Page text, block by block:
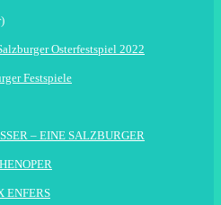
Osterfestspiel 2022
Festspiele
– EINE SALZBURGER
ENFERS